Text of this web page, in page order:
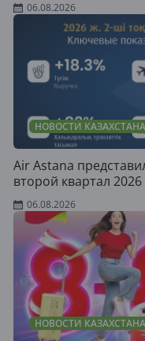
06.08.2026
НОВОСТИ КАЗАХСТАНА
Air Astana
второй квартал 2026
06.08.2026
НОВОСТИ КАЗАХСТАНА